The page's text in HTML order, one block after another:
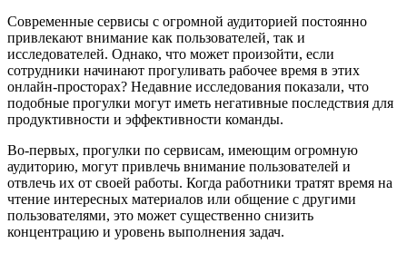
Современные сервисы с огромной аудиторией постоянно
привлекают внимание как пользователей, так и
исследователей. Однако, что может произойти, если
сотрудники начинают прогуливать рабочее время в этих
онлайн-просторах? Недавние исследования показали, что
подобные прогулки могут иметь негативные последствия для
продуктивности и эффективности команды.
Во-первых, прогулки по сервисам, имеющим огромную
аудиторию, могут привлечь внимание пользователей и
отвлечь их от своей работы. Когда работники тратят время на
чтение интересных материалов или общение с другими
пользователями, это может существенно снизить
концентрацию и уровень выполнения задач.